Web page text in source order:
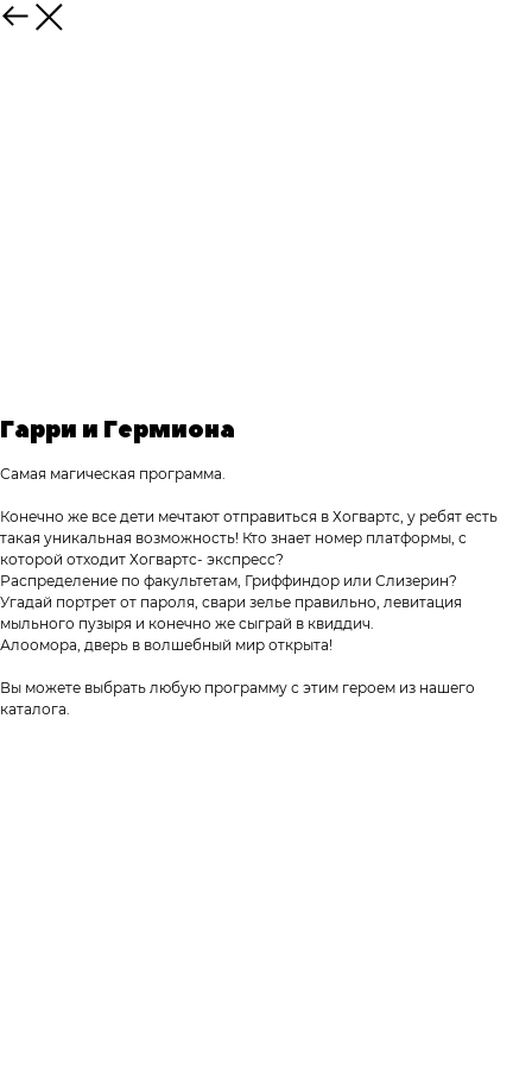
Гарри и Гермиона
Самая магическая программа.
Конечно же все дети мечтают отправиться в Хогвартс, у ребят есть
такая уникальная возможность! Кто знает номер платформы, с
которой отходит Хогвартс- экспресс?
Распределение по факультетам, Гриффиндор или Слизерин?
Угадай портрет от пароля, свари зелье правильно, левитация
мыльного пузыря и конечно же сыграй в квиддич.
Алоомора, дверь в волшебный мир открыта!
Вы можете выбрать любую программу с этим героем из нашего
каталога.